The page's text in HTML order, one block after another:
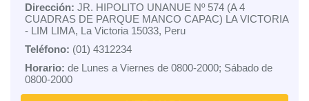
Dirección: JR. HIPOLITO UNANUE Nº 574 (A 4
CUADRAS DE PARQUE MANCO CAPAC) LA VICTORIA
- LIM LIMA, La Victoria 15033, Peru
Teléfono: (01) 4312234
Horario: de Lunes a Viernes de 0800-2000; Sábado de
0800-2000